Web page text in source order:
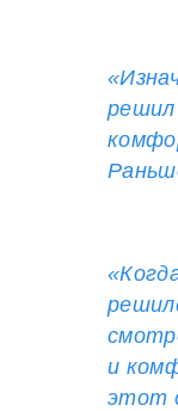
решил
и
этот